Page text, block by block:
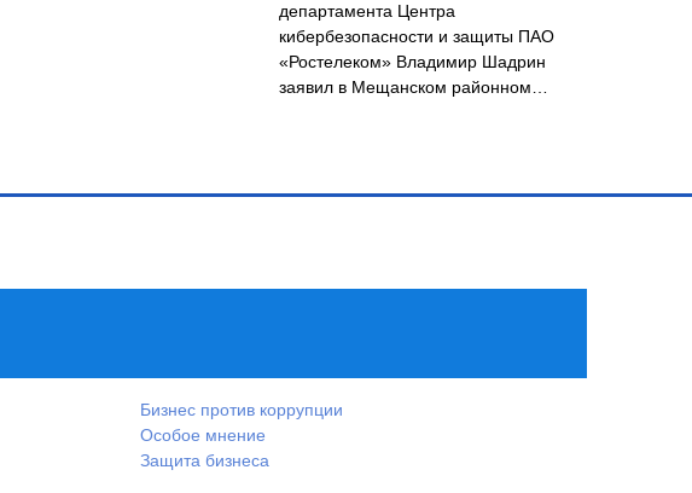
департамента Центра
кибербезопасности и защиты ПАО
«Ростелеком» Владимир Шадрин
заявил в Мещанском районном…
Бизнес против коррупции
Особое мнение
Защита бизнеса